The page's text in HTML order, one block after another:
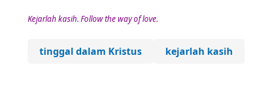
Kejarlah kasih. Follow the way of love.
tinggal dalam Kristus kejarlah kasih